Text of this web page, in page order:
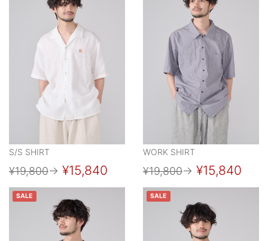
S/S SHIRT
¥19,800→ ¥15,840
WORK SHIRT
¥19,800→ ¥15,840
SALE SALE